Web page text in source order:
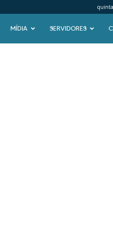
MÍDIA SERVIDORES